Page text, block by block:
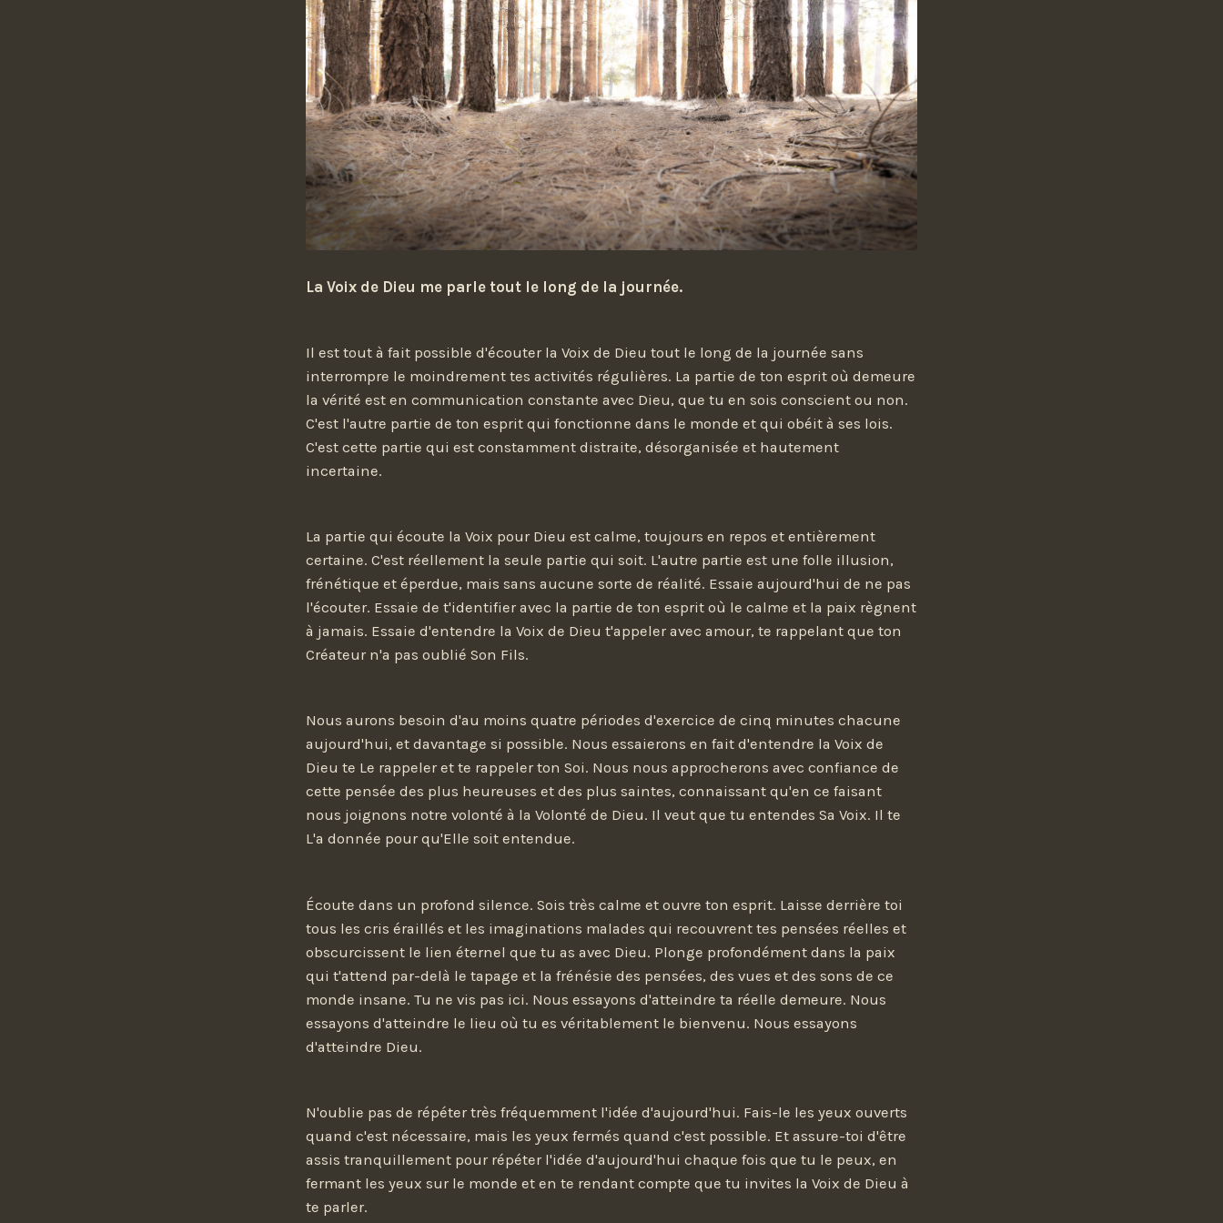
La Voix de Dieu me parle tout le long de la journée.
Il est tout à fait possible d'écouter la Voix de Dieu tout le long de la journée sans
interrompre le moindrement tes activités régulières. La partie de ton esprit où demeure
la vérité est en communication constante avec Dieu, que tu en sois conscient ou non.
C'est l'autre partie de ton esprit qui fonctionne dans le monde et qui obéit à ses lois.
C'est cette partie qui est constamment distraite, désorganisée et hautement
incertaine.
La partie qui écoute la Voix pour Dieu est calme, toujours en repos et entièrement
certaine. C'est réellement la seule partie qui soit. L'autre partie est une folle illusion,
frénétique et éperdue, mais sans aucune sorte de réalité. Essaie aujourd'hui de ne pas
l'écouter. Essaie de t'identifier avec la partie de ton esprit où le calme et la paix règnent
à jamais. Essaie d'entendre la Voix de Dieu t'appeler avec amour, te rappelant que ton
Créateur n'a pas oublié Son Fils.
Nous aurons besoin d'au moins quatre périodes d'exercice de cinq minutes chacune
aujourd'hui, et davantage si possible. Nous essaierons en fait d'entendre la Voix de
Dieu te Le rappeler et te rappeler ton Soi. Nous nous approcherons avec confiance de
cette pensée des plus heureuses et des plus saintes, connaissant qu'en ce faisant
nous joignons notre volonté à la Volonté de Dieu. Il veut que tu entendes Sa Voix. Il te
L'a donnée pour qu'Elle soit entendue.
Écoute dans un profond silence. Sois très calme et ouvre ton esprit. Laisse derrière toi
tous les cris éraillés et les imaginations malades qui recouvrent tes pensées réelles et
obscurcissent le lien éternel que tu as avec Dieu. Plonge profondément dans la paix
qui t'attend par-delà le tapage et la frénésie des pensées, des vues et des sons de ce
monde insane. Tu ne vis pas ici. Nous essayons d'atteindre ta réelle demeure. Nous
essayons d'atteindre le lieu où tu es véritablement le bienvenu. Nous essayons
d'atteindre Dieu.
N'oublie pas de répéter très fréquemment l'idée d'aujourd'hui. Fais-le les yeux ouverts
quand c'est nécessaire, mais les yeux fermés quand c'est possible. Et assure-toi d'être
assis tranquillement pour répéter l'idée d'aujourd'hui chaque fois que tu le peux, en
fermant les yeux sur le monde et en te rendant compte que tu invites la Voix de Dieu à
te parler.